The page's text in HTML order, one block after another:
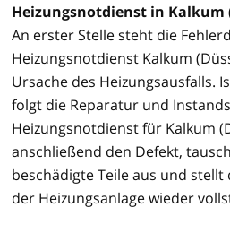
Heizungsnotdienst in Kalkum
An erster Stelle steht die
Heizungsnotdienst Kalkum
Ursache des Heizungsausfalls.
folgt die Reparatur und
Heizungsnotdienst für Kalkum
anschließend den Defekt,
beschädigte Teile aus und
der Heizungsanlage wieder